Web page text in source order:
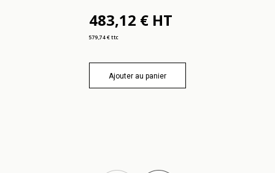
483,12 € HT
579,74 € ttc
Ajouter au panier